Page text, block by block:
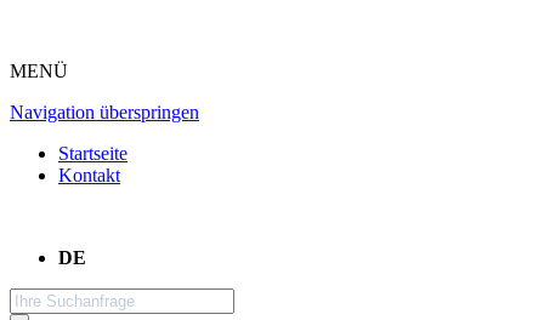
MENÜ
Navigation überspringen
Startseite
Kontakt
DE